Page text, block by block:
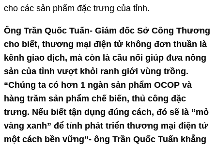
cho các sản phẩm đặc trưng của tỉnh.
Ông Trần Quốc Tuấn- Giám đốc Sở Công Thương
cho biết, thương mại điện tử không đơn thuần là
kênh giao dịch, mà còn là cầu nối giúp đưa nông
sản của tỉnh vượt khỏi ranh giới vùng trồng.
“Chúng ta có hơn 1 ngàn sản phẩm OCOP và
hàng trăm sản phẩm chế biến, thủ công đặc
trưng. Nếu biết tận dụng đúng cách, đó sẽ là “mỏ
vàng xanh” để tỉnh phát triển thương mại điện tử
một cách bền vững”- ông Trần Quốc Tuấn khẳng